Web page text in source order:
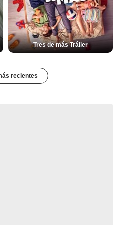
Tres de más Tráiler
recientes